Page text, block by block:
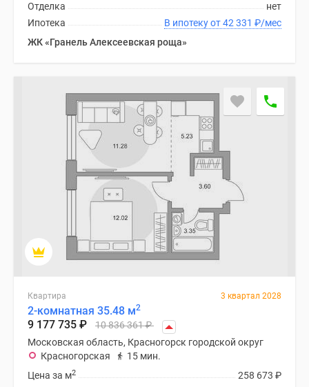
нет
Отделка
В ипотеку от 42 331 ₽/мес
Ипотека
ЖК «Гранель Алексеевская роща»
Квартира 3 квартал 2028
2-комнатная 35.48 м2
9 177 735 ₽ 10 836 361₽
Московская область, Красногорск городской округ
Красногорская
15 мин.
258 673 ₽
Цена за м2